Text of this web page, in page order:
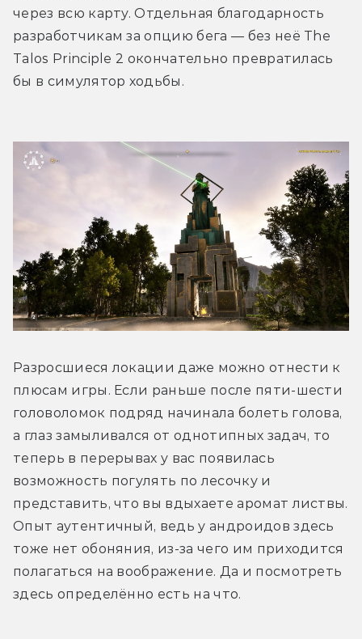
через всю карту. Отдельная благодарность
разработчикам за опцию бега — без неё The
Talos Principle 2 окончательно превратилась
бы в симулятор ходьбы.
Разросшиеся локации даже можно отнести к
плюсам игры. Если раньше после пяти-шести
головоломок подряд начинала болеть голова,
а глаз замыливался от однотипных задач, то
теперь в перерывах у вас появилась
возможность погулять по лесочку и
представить, что вы вдыхаете аромат листвы.
Опыт аутентичный, ведь у андроидов здесь
тоже нет обоняния, из-за чего им приходится
полагаться на воображение. Да и посмотреть
здесь определённо есть на что.